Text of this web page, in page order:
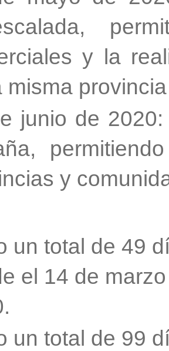
y la
misma
junio de
y
un total de 49
el 14 de
un total de 99